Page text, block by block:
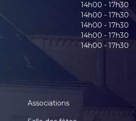
14h00 - 17h30
14h00 - 17h30
14h00 - 17h30
14h00 - 17h30
14h00 - 17h30
Associations